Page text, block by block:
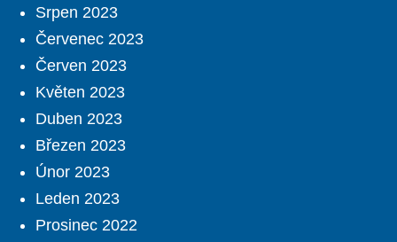
Srpen 2023
Červenec 2023
Červen 2023
Květen 2023
Duben 2023
Březen 2023
Únor 2023
Leden 2023
Prosinec 2022